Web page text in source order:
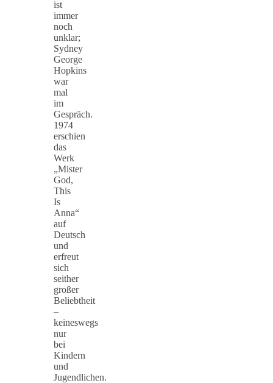
ist
immer
noch
unklar;
Sydney
George
Hopkins
war
mal
im
Gespräch.
1974
erschien
das
Werk
„Mister
God,
This
Is
Anna“
auf
Deutsch
und
erfreut
sich
seither
großer
Beliebtheit
–
keineswegs
nur
bei
Kindern
und
Jugendlichen.